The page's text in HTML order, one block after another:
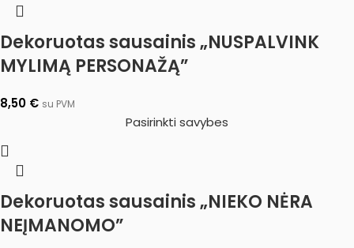
Dekoruotas sausainis „NUSPALVINK
MYLIMĄ PERSONAŽĄ”
8,50 € su PVM
Pasirinkti savybes
Dekoruotas sausainis „NIEKO NĖRA
NEĮMANOMO”